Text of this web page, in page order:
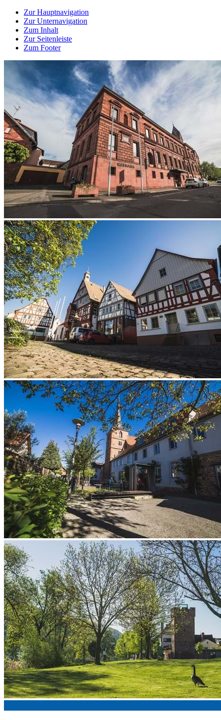
Zur Hauptnavigation
Zur Unternavigation
Zum Inhalt
Zur Seitenleiste
Zum Footer